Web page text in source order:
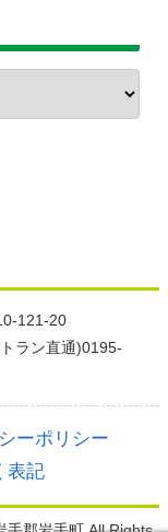
121-20
ラン直通)0195-
ーポリシー
表記